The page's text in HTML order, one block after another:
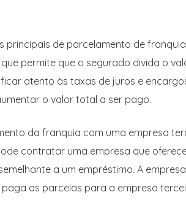
principais de parcelamento de
permite que o segurado divida o
atento às taxas de juros e
o valor total a ser pago.
da franquia com uma empresa
contratar uma empresa que
a um empréstimo. A
as parcelas para a empresa